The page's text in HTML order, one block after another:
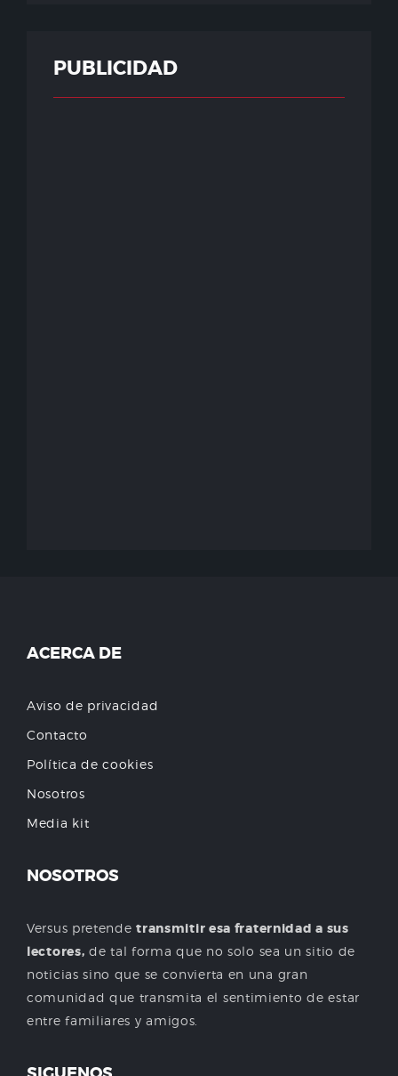
PUBLICIDAD
ACERCA DE
Aviso de privacidad
Contacto
Política de cookies
Nosotros
Media kit
NOSOTROS
Versus pretendetransmitir esa fraternidad a sus
lectores, de tal forma que no solo sea un sitio de
noticias sino que se convierta en una gran
comunidad que transmita el sentimiento de estar
entre familiares y amigos.